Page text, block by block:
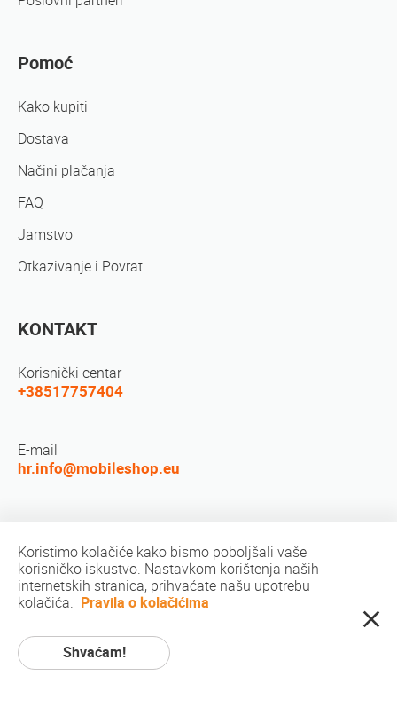
Pomoć
Kako kupiti
Dostava
Načini plačanja
FAQ
Jamstvo
Otkazivanje i Povrat
KONTAKT
Korisnički centar
+38517757404
E-mail
hr.info@mobileshop.eu
Autorsko pravo © 2010-2026 MobileShop.eu. Sva prava pridržana. Sve slike
Koristimo kolačiće kako bismo poboljšali vaše
korisničko iskustvo. Nastavkom korištenja naših
internetskih stranica, prihvaćate našu upotrebu
kolačića. Pravila o kolačićima
Shvaćam!